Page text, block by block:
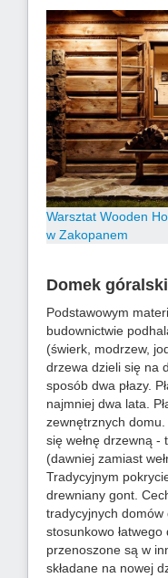
Warsztat Wooden
w Zakopanem
Domek
Podstawowym
budownictwie
(świerk, modrzew,
drzewa dzieli się na
sposób dwa płazy.
najmniej dwa lata.
zewnętrznych
się wełnę drzewną
(dawniej zamiast
Tradycyjnym
drewniany gont.
tradycyjnych
stosunkowo
przenoszone są w
składane na nowej